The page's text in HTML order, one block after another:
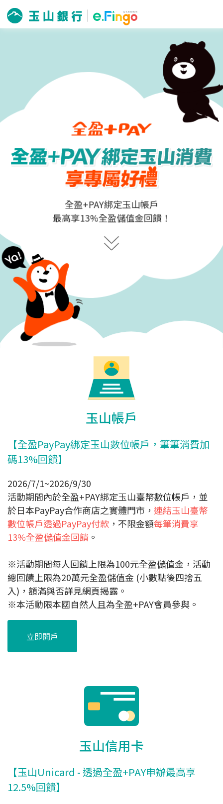
全盈+PAY綁定玉山帳戶
最高享13%全盈儲值金回饋！
玉山帳戶
【全盈PayPay綁定玉山數位帳戶，筆筆消費加
碼13%回饋】
2026/7/1~2026/9/30
活動期間內於全盈+PAY綁定玉山臺幣數位帳戶，並
於日本PayPay合作商店之實體門市， 連結玉山臺幣
數位帳戶透過PayPay付款 ，不限金額每筆消費享
13%全盈儲值金回饋 。
※活動期間每人回饋上限為100元全盈儲值金，活動
總回饋上限為20萬元全盈儲值金 (小數點後四捨五
入)，額滿與否詳見網頁揭露。
※本活動限本國自然人且為全盈+PAY會員參與。
立即開戶
玉山信用卡
【玉山Unicard - 透過全盈+PAY申辦最高享
12.5%回饋】